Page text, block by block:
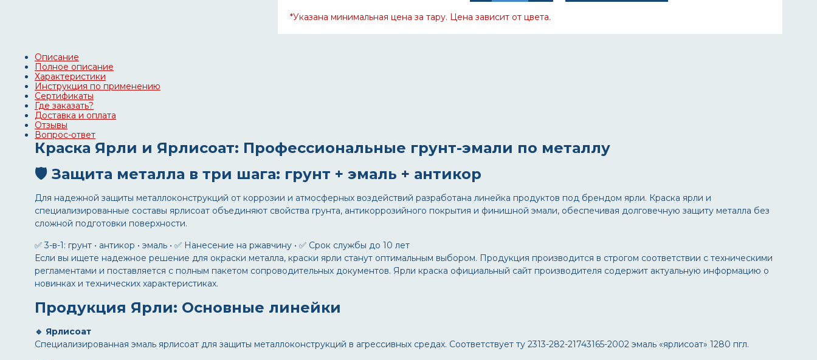
*Указана минимальная цена за тару. Цена зависит от цвета.
Описание
Полное описание
Характеристики
Инструкция по применению
Сертификаты
Где заказать?
Доставка и оплата
Отзывы
Вопрос-ответ
Краска Ярли и Ярлисоат: Профессиональные грунт-эмали по металлу
🛡️ Защита металла в три шага: грунт + эмаль + антикор
Для надежной защиты металлоконструкций от коррозии и атмосферных воздействий разработана линейка продуктов под брендом ярли. Краска ярли и
специализированные составы ярлисоат объединяют свойства грунта, антикоррозийного покрытия и финишной эмали, обеспечивая долговечную защиту металла без
сложной подготовки поверхности.
✅ 3-в-1: грунт • антикор • эмаль • ✅ Нанесение на ржавчину • ✅ Срок службы до 10 лет
Если вы ищете надежное решение для окраски металла, краски ярли станут оптимальным выбором. Продукция производится в строгом соответствии с техническими
регламентами и поставляется с полным пакетом сопроводительных документов. Ярли краска официальный сайт производителя содержит актуальную информацию о
новинках и технических характеристиках.
Продукция Ярли: Основные линейки
🔹 Ярлисоат
Специализированная эмаль ярлисоат для защиты металлоконструкций в агрессивных средах. Соответствует ту 2313-282-21743165-2002 эмаль «ярлисоат» 1280 пгл.